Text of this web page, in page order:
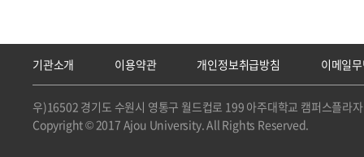
기관소개 이용약관 개인정보취급방침 이메일
우)16502 경기도 수원시 영통구 월드컵로 199 아주대학교 캠퍼스플라
Copyright © 2017 Ajou University. All Rights Reserved.